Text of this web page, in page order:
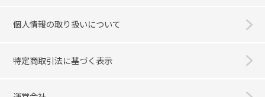
個人情報の取り扱いについて
特定商取引法に基づく表示